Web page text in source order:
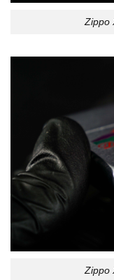
Zippo
Zippo